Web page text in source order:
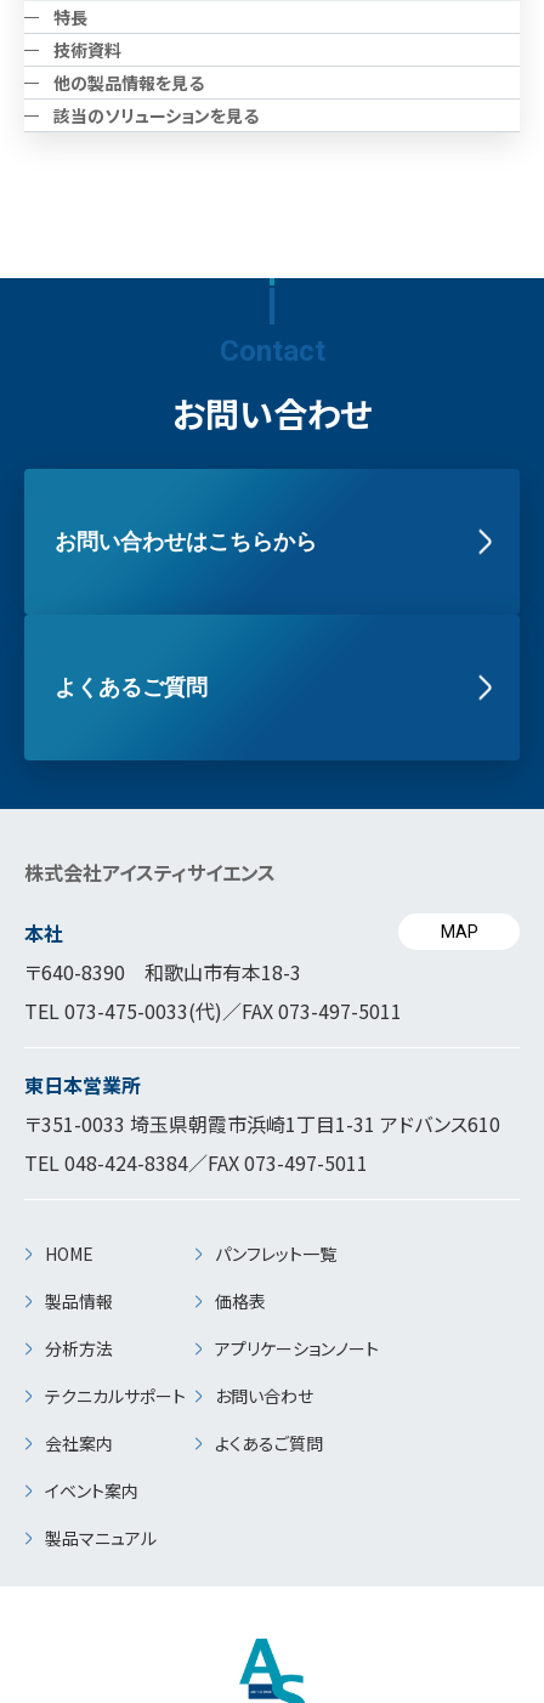
特長
技術資料
他の製品情報を見る
該当のソリューションを見る
Contact
お問い合わせ
お問い合わせはこちらから
よくあるご質問
株式会社アイスティサイエンス
本社
〒640-8390 和歌山市有本18-3
TEL 073-475-0033(代)／FAX 073-497-5011
MAP
東日本営業所
〒351-0033 埼玉県朝霞市浜崎1丁目1-31 アドバンス610
TEL 048-424-8384／FAX 073-497-5011
HOME
製品情報
分析方法
テクニカルサポート
会社案内
イベント案内
製品マニュアル
パンフレット一覧
価格表
アプリケーションノート
お問い合わせ
よくあるご質問